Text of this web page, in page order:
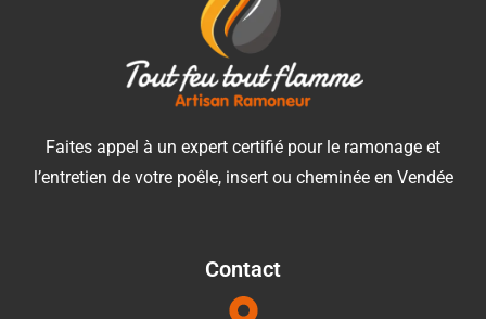
Faites appel à un expert certifié pour le ramonage et
l’entretien de votre poêle, insert ou cheminée en Vendée
Contact